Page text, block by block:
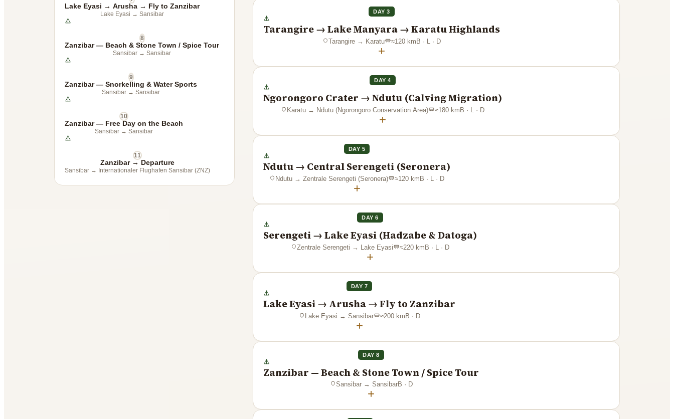
Lake Eyasi → Arusha → Fly to Zanzibar
Lake Eyasi → Sansibar
8
Zanzibar — Beach & Stone Town / Spice Tour
Sansibar → Sansibar
9
Zanzibar — Snorkelling & Water Sports
Sansibar → Sansibar
10
Zanzibar — Free Day on the Beach
Sansibar → Sansibar
11
Zanzibar → Departure
Sansibar → Internationaler Flughafen Sansibar (ZNZ)
DAY 3
Tarangire → Lake Manyara → Karatu Highlands
Tarangire → Karatu ≈120 km B · L · D
+
DAY 4
Ngorongoro Crater → Ndutu (Calving Migration)
Karatu → Ndutu (Ngorongoro Conservation Area) ≈180 km B · L · D
+
DAY 5
Ndutu → Central Serengeti (Seronera)
Ndutu → Zentrale Serengeti (Seronera) ≈120 km B · L · D
+
DAY 6
Serengeti → Lake Eyasi (Hadzabe & Datoga)
Zentrale Serengeti → Lake Eyasi ≈220 km B · L · D
+
DAY 7
Lake Eyasi → Arusha → Fly to Zanzibar
Lake Eyasi → Sansibar ≈200km B · D
+
DAY 8
Zanzibar — Beach & Stone Town / Spice Tour
Sansibar→ SansibarB · D
+